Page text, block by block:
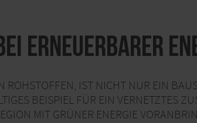
erneuerbarer
ROHSTOFFEN, IST NICHT NUR EIN
BEISPIEL FÜR EIN VERNETZTES
MIT GRÜNER ENERGIE